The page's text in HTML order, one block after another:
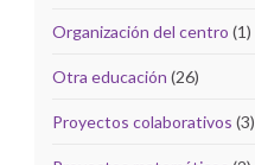
Organización del centro (1)
Otra educación (26)
Proyectos colaborativos (3)